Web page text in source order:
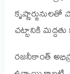
చట్టానికి
రజనీకాంత్